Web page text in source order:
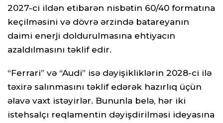
2027-ci ildən etibarən nisbətin 60/40 formatına
keçilməsini və dövrə ərzində batareyanın
daimi enerji doldurulmasına ehtiyacın
azaldılmasını təklif edir.
“Ferrari” və “Audi” isə dəyişikliklərin 2028-ci ilə
təxirə salınmasını təklif edərək hazırlıq üçün
əlavə vaxt istəyirlər. Bununla belə, hər iki
istehsalçı reqlamentin dəyişdirilməsi ideyasına